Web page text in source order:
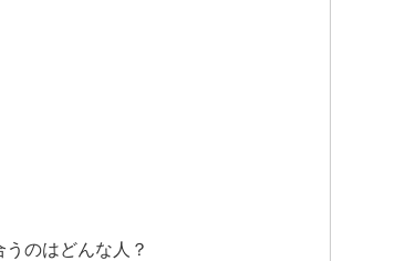
のはどんな人？